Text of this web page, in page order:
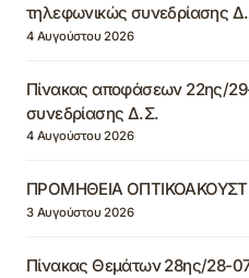
τηλεφωνικώς συνεδρίασης
4 Αυγούστου 2026
Πίνακας αποφάσεων 22ης/
συνεδρίασης Δ.Σ.
4 Αυγούστου 2026
ΠΡΟΜΗΘΕΙΑ
3 Αυγούστου 2026
Πίνακας Θεμάτων 28ης/28-